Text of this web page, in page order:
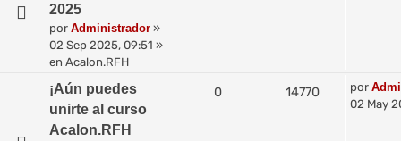
2025
por Administrador »
02 Sep 2025, 09:51 »
en Acalon.RFH
¡Aún puedes
unirte al curso
Acalon.RFH
0 14770 por
02 May